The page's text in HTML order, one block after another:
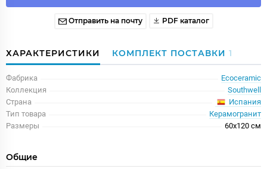
Отправить на почту PDF каталог
ХАРАКТЕРИСТИКИ КОМПЛЕКТ ПОСТАВКИ 1
Фабрика
Ecoceramic
Коллекция
Southwell
Страна
Испания
Тип товара
Керамогранит
Размеры
60x120 см
Общие